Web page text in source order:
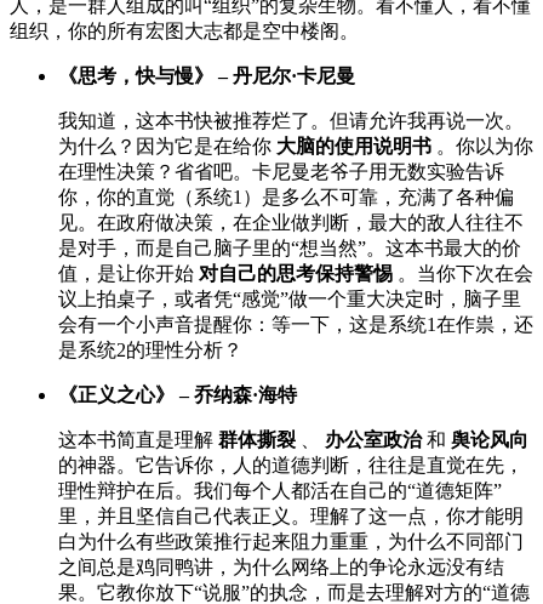
人，是一群人组成的叫“组织”的复杂生物。看不懂人，看不懂
组织，你的所有宏图大志都是空中楼阁。
《思考，快与慢》 – 丹尼尔·卡尼曼
我知道，这本书快被推荐烂了。但请允许我再说一次。
为什么？因为它是在给你 大脑的使用说明书 。你以为你
在理性决策？省省吧。卡尼曼老爷子用无数实验告诉
你，你的直觉（系统1）是多么不可靠，充满了各种偏
见。在政府做决策，在企业做判断，最大的敌人往往不
是对手，而是自己脑子里的“想当然”。这本书最大的价
值，是让你开始 对自己的思考保持警惕 。当你下次在会
议上拍桌子，或者凭“感觉”做一个重大决定时，脑子里
会有一个小声音提醒你：等一下，这是系统1在作祟，还
是系统2的理性分析？
《正义之心》 – 乔纳森·海特
这本书简直是理解 群体撕裂 办公室政治和 舆论风向
的神器。它告诉你，人的道德判断，往往是直觉在先，
理性辩护在后。我们每个人都活在自己的“道德矩阵”
里，并且坚信自己代表正义。理解了这一点，你才能明
白为什么有些政策推行起来阻力重重，为什么不同部门
之间总是鸡同鸭讲，为什么网络上的争论永远没有结
果。它教你放下“说服”的执念，而是去理解对方的“道德